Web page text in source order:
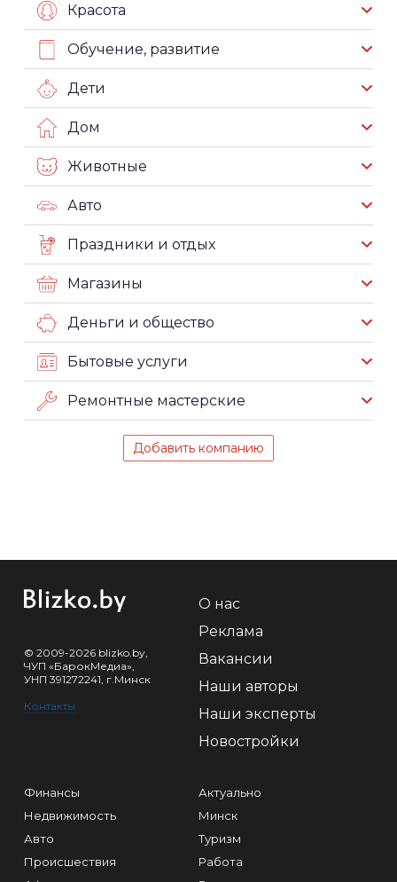
Красота
Обучение, развитие
Дети
Дом
Животные
Авто
Праздники и отдых
Магазины
Деньги и общество
Бытовые услуги
Ремонтные мастерские
Добавить компанию
© 2009-2026 blizko.by,
ЧУП «БарокМедиа»,
УНП 391272241, г.Минск
Контакты
О нас
Реклама
Вакансии
Наши авторы
Наши эксперты
Новостройки
Финансы
Недвижимость
Авто
Происшествия
Актуально
Минск
Туризм
Работа